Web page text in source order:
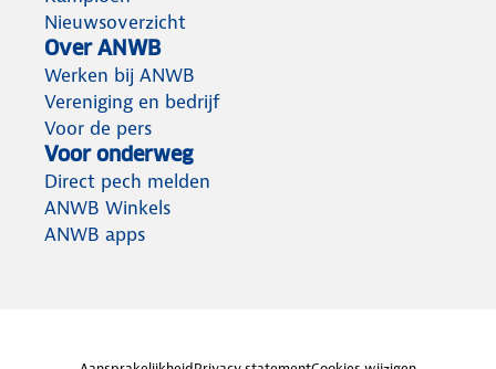
Nieuwsoverzicht
Over ANWB
Werken bij ANWB
Vereniging en bedrijf
Voor de pers
Voor onderweg
Direct pech melden
ANWB Winkels
ANWB apps